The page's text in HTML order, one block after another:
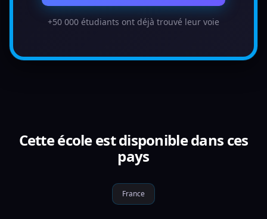
+50 000 étudiants ont déjà trouvé leur voie
Cette école est disponible dans ces
pays
France